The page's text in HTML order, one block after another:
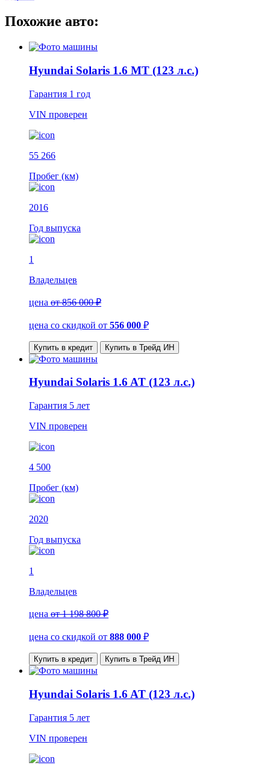
Похожие авто:
Hyundai Solaris 1.6 MT (123 л.с.)
Гарантия 1 год
VIN проверен
55 266
Пробег (км)
2016
Год выпуска
1
Владельцев
цена от 856 000 ₽
цена со скидкой от 556 000 ₽
Купить в кредит Купить в Трейд ИН
Hyundai Solaris 1.6 AT (123 л.с.)
Гарантия 5 лет
VIN проверен
4 500
Пробег (км)
2020
Год выпуска
1
Владельцев
цена от 1 198 800 ₽
цена со скидкой от 888 000 ₽
Купить в кредит Купить в Трейд ИН
Hyundai Solaris 1.6 AT (123 л.с.)
Гарантия 5 лет
VIN проверен